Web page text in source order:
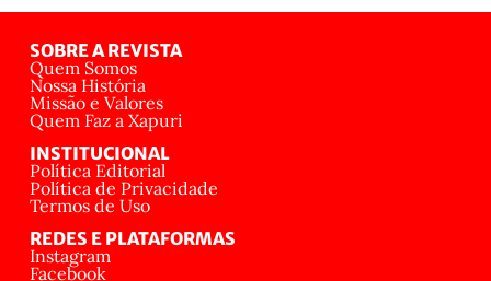
SOBRE A REVISTA
Quem Somos
Nossa História
Missão e Valores
Quem Faz a Xapuri
INSTITUCIONAL
Política Editorial
Política de Privacidade
Termos de Uso
REDES E PLATAFORMAS
Instagram
Facebook